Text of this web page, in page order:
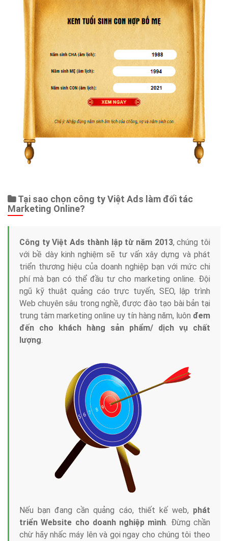
Tại sao chọn công ty Việt Ads làm đối tác
Marketing Online?
Công ty Việt Ads thành lập từ năm 2013, chúng tôi
với bề dày kinh nghiệm sẽ tư vấn xây dựng và phát
triển thương hiệu của doanh nghiệp bạn với mức chi
phí mà bạn có thể đầu tư cho marketing online. Đội
ngũ kỹ thuật quảng cáo trực tuyến, SEO, lập trình
Web chuyên sâu trong nghề, được đào tạo bài bản tại
trung tâm marketing online uy tín hàng năm, luôn đem
đến cho khách hàng sản phẩm/ dịch vụ chất
lượng.
Nếu bạn đang cần quảng cáo, thiết kế web, phát
triển Website cho doanh nghiệp mình. Đừng chần
chừ hãy nhấc máy lên và gọi ngay cho chúng tôi theo